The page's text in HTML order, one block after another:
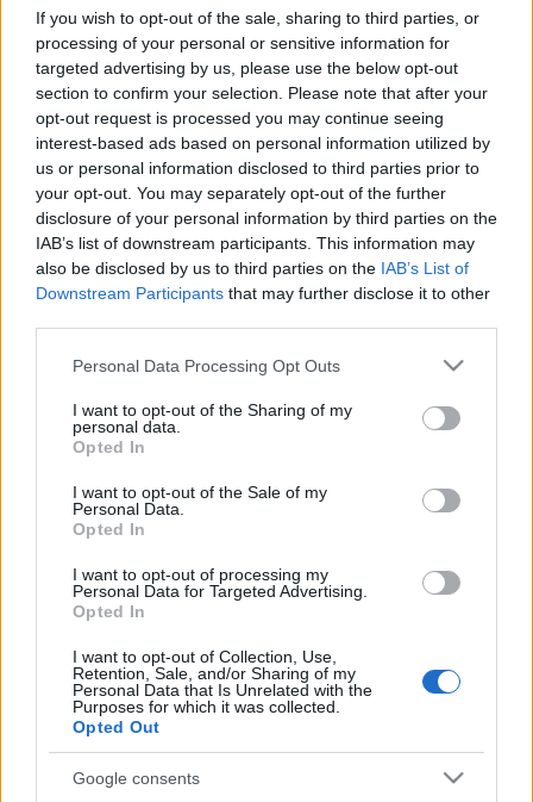
If you wish to opt-out of the sale, sharing to third parties, or
processing of your personal or sensitive information for
targeted advertising by us, please use the below opt-out
section to confirm your selection. Please note that after your
opt-out request is processed you may continue seeing
interest-based ads based on personal information utilized by
us or personal information disclosed to third parties prior to
your opt-out. You may separately opt-out of the further
disclosure of your personal information by third parties on the
IAB’s list of downstream participants. This information may
also be disclosed by us to third parties on the IAB’s List of
Downstream Participants that may further disclose it to other
Please note that this website/app uses one or more Google
not limited to your visit or usage behaviour. You may click to
grant or deny consent to Google and its third-party tags to
use your data for below specified purposes in below Google
consent section.
Personal Data Processing Opt Outs
I want to opt-out of the Sharing of my
personal data.
Opted In
I want to opt-out of the Sale of my
Personal Data.
Opted In
I want to opt-out of processing my
Personal Data for Targeted Advertising.
Opted In
I want to opt-out of Collection, Use,
Retention, Sale, and/or Sharing of my
Personal Data that Is Unrelated with the
Purposes for which it was collected.
Opted Out
Google consents
okból most kezeléskor utcai szemüveg le,
olvasó fel és lehet a számokat silabizálni.
Életszerű! Nagy barom volt aki ezt kitalálta,
azaz talán mégsem, mert feltehetően ez is
egy újabb ok az utas lehúzására. Szinte
biztosra veszem, ha véletlenül - több jegy
esetében - elcserélem a sorrendet vagy a